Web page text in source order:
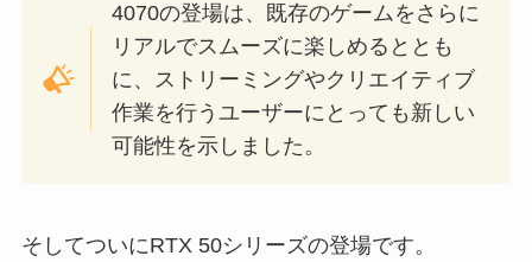
4070の登場は、既存のゲームをさらに
リアルでスムーズに楽しめるととも
に、ストリーミングやクリエイティブ
作業を行うユーザーにとっても新しい
可能性を示しました。
そしてついにRTX 50シリーズの登場です。